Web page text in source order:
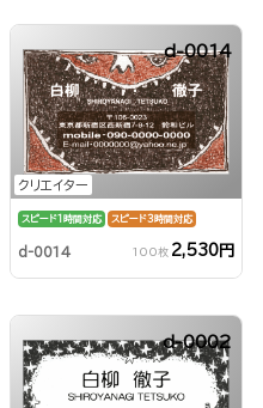
クリエイター
d-0014
スピード1時間対応 スピード3時間対応
d-0014 100枚 2,530円
d-0002